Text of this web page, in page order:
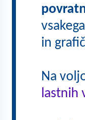
in
Na
lastnih